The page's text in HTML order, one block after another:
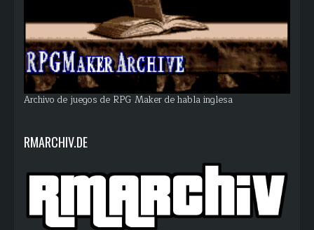
Archivo de juegos de RPG Maker de habla inglesa
RMARCHIV.DE